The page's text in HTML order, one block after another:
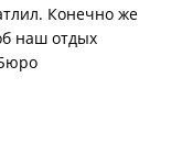
Конечно же
наш отдых